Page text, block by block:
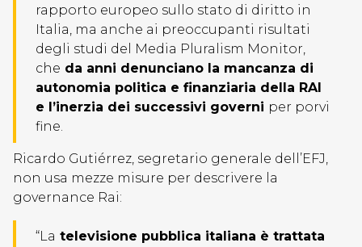
rapporto europeo sullo stato di diritto in
Italia, ma anche ai preoccupanti risultati
degli studi del Media Pluralism Monitor,
che da anni denunciano la mancanza di
autonomia politica e finanziaria della RAI
e l’inerzia dei successivi governi per porvi
fine.
Ricardo Gutiérrez, segretario generale dell’EFJ,
non usa mezze misure per descrivere la
governance Rai:
“La televisione pubblica italiana è trattata